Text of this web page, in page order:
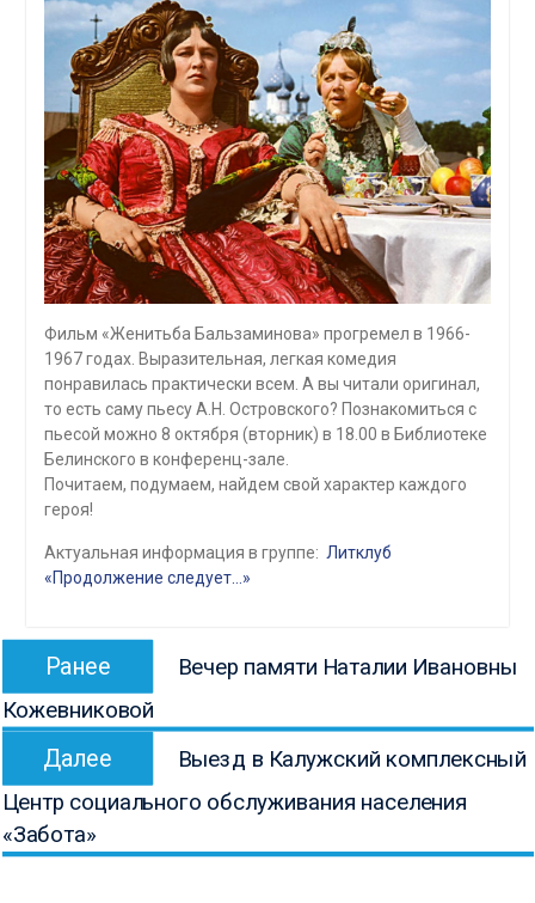
Фильм «Женитьба Бальзаминова» прогремел в 1966-
1967 годах. Выразительная, легкая комедия
понравилась практически всем. А вы читали оригинал,
то есть саму пьесу А.Н. Островского? Познакомиться с
пьесой можно 8 октября (вторник) в 18.00 в Библиотеке
Белинского в конференц-зале.
Почитаем, подумаем, найдем свой характер каждого
героя!
Актуальная информация в группе: Литклуб
«Продолжение следует…»
Навигация
записям
Ранее
Предыдущая
запись:
Вечер памяти Наталии Ивановны
Кожевниковой
Далее Следующая
запись:
Выезд в Калужский комплексный
Центр социального обслуживания населения
«Забота»